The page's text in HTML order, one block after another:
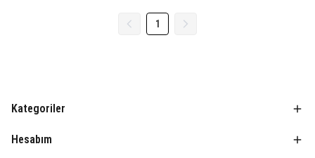
1
Kategoriler
Hesabım